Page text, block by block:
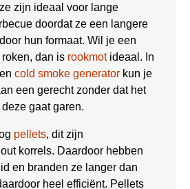
zijn ideaal voor lange
doordat ze een langere
hun formaat. Wil je een
dan is rookmotideaal. In
cold smoke generator kun je
een gerecht zonder dat het
gaat garen.
pellets, dit zijn
korrels. Daardoor hebben
en branden ze langer dan
heel efficiënt. Pellets